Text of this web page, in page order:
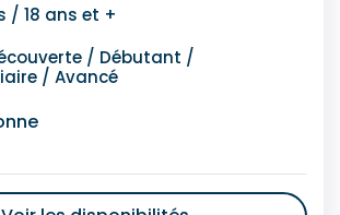
/ 18 ans et +
/ Débutant /
/ Avancé